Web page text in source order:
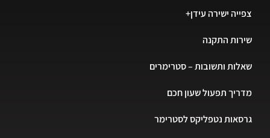
צפייה ישירה עידן+
שירות התקנה
שאלות ותשובות – סטרימרים
מדריך תפעול שעון חכם
גרסאות נטפליקס לסטרימר